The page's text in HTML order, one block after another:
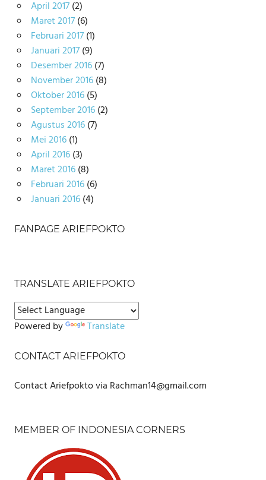
April 2017(2)
Maret 2017(6)
Februari 2017(1)
Januari 2017(9)
Desember 2016(7)
November 2016(8)
Oktober 2016(5)
September 2016(2)
Agustus 2016(7)
Mei 2016(1)
April 2016(3)
Maret 2016(8)
Februari 2016(6)
Januari 2016(4)
FANPAGE ARIEFPOKTO
TRANSLATE ARIEFPOKTO
Powered by Translate
CONTACT ARIEFPOKTO
Contact Ariefpokto via Rachman14@gmail.com
MEMBER OF INDONESIA CORNERS